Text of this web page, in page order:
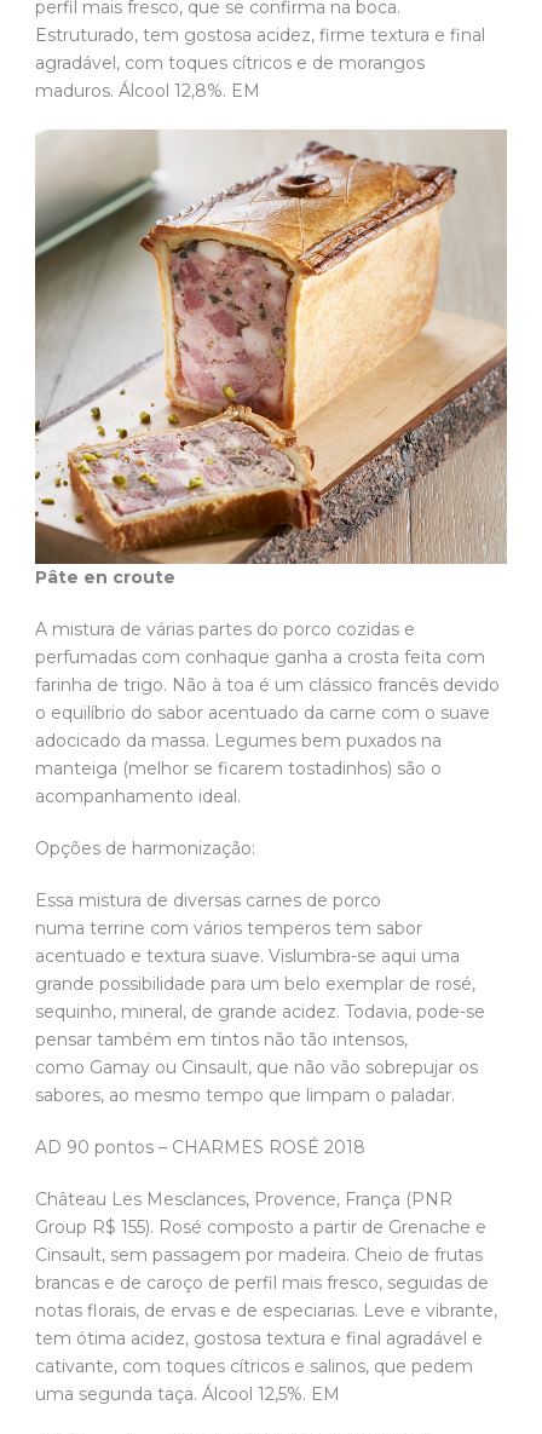
perfil mais fresco, que se confirma na boca.
Estruturado, tem gostosa acidez, firme textura e final
agradável, com toques cítricos e de morangos
maduros. Álcool 12,8%. EM
Pâte en croute
A mistura de várias partes do porco cozidas e
perfumadas com conhaque ganha a crosta feita com
farinha de trigo. Não à toa é um clássico francês devido
o equilíbrio do sabor acentuado da carne com o suave
adocicado da massa. Legumes bem puxados na
manteiga (melhor se ficarem tostadinhos) são o
acompanhamento ideal.
Opções de harmonização:
Essa mistura de diversas carnes de porco
numa terrine com vários temperos tem sabor
acentuado e textura suave. Vislumbra-se aqui uma
grande possibilidade para um belo exemplar de rosé,
sequinho, mineral, de grande acidez. Todavia, pode-se
pensar também em tintos não tão intensos,
como Gamay ou Cinsault, que não vão sobrepujar os
sabores, ao mesmo tempo que limpam o paladar.
AD 90 pontos – CHARMES ROSÉ 2018
Château Les Mesclances, Provence, França (PNR
Group R$ 155). Rosé composto a partir de Grenache e
Cinsault, sem passagem por madeira. Cheio de frutas
brancas e de caroço de perfil mais fresco, seguidas de
notas florais, de ervas e de especiarias. Leve e vibrante,
tem ótima acidez, gostosa textura e final agradável e
cativante, com toques cítricos e salinos, que pedem
uma segunda taça. Álcool 12,5%. EM